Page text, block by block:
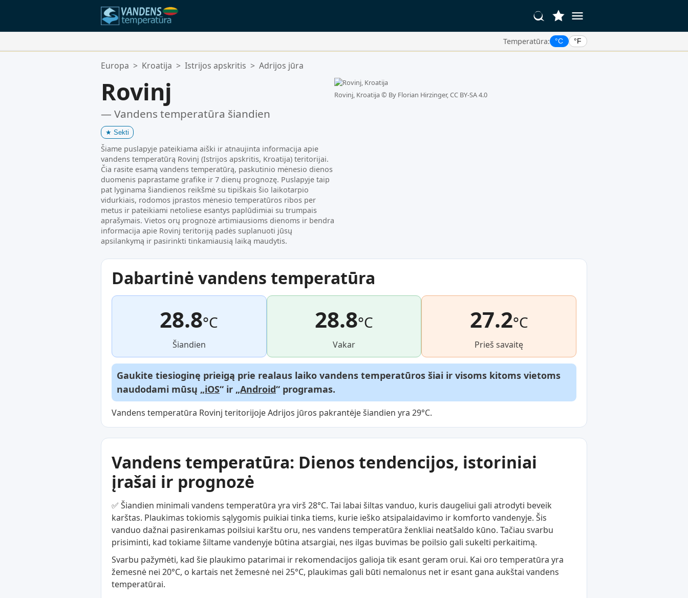
Temperatūra: °C °F
Jūsų Mėgstamiausios Vietos:
Europa > Kroatija > Istrijos apskritis > Adrijos jūra
Rovinj
— Vandens temperatūra šiandien
★ Sekti
Šiame puslapyje pateikiama aiški ir atnaujinta informacija apie
vandens temperatūrą Rovinj (Istrijos apskritis, Kroatija) teritorijai.
Čia rasite esamą vandens temperatūrą, paskutinio mėnesio dienos
duomenis paprastame grafike ir 7 dienų prognozę. Puslapyje taip
pat lyginama šiandienos reikšmė su tipiškais šio laikotarpio
vidurkiais, rodomos įprastos mėnesio temperatūros ribos per
metus ir pateikiami netoliese esantys paplūdimiai su trumpais
aprašymais. Vietos orų prognozė artimiausioms dienoms ir bendra
informacija apie Rovinj teritoriją padės suplanuoti jūsų
apsilankymą ir pasirinkti tinkamiausią laiką maudytis.
Rovinj, Kroatija © By Florian Hirzinger, CC BY-SA 4.0
Dabartinė vandens temperatūra
28.8°C
Šiandien
28.8°C
Vakar
27.2°C
Prieš savaitę
Gaukite tiesioginę prieigą prie realaus laiko vandens temperatūros šiai ir visoms kitoms vietoms
naudodami mūsų „iOS“ ir „Android“ programas.
Vandens temperatūra Rovinj teritorijoje Adrijos jūros pakrantėje šiandien yra 29°C.
Vandens temperatūra: Dienos tendencijos, istoriniai
įrašai ir prognozė
✅ Šiandien minimali vandens temperatūra yra virš 28°C. Tai labai šiltas vanduo, kuris daugeliui gali atrodyti beveik
karštas. Plaukimas tokiomis sąlygomis puikiai tinka tiems, kurie ieško atsipalaidavimo ir komforto vandenyje. Šis
vanduo dažnai pasirenkamas poilsiui karštu oru, nes vandens temperatūra ženkliai neatšaldo kūno. Tačiau svarbu
prisiminti, kad tokiame šiltame vandenyje būtina atsargiai, nes ilgas buvimas be poilsio gali sukelti perkaitimą.
Svarbu pažymėti, kad šie plaukimo patarimai ir rekomendacijos galioja tik esant geram orui. Kai oro temperatūra yra
žemesnė nei 20°C, o kartais net žemesnė nei 25°C, plaukimas gali būti nemalonus net ir esant gana aukštai vandens
temperatūrai.